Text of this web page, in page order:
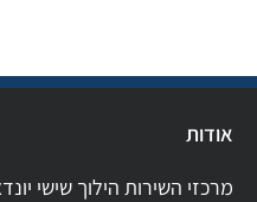
אודות